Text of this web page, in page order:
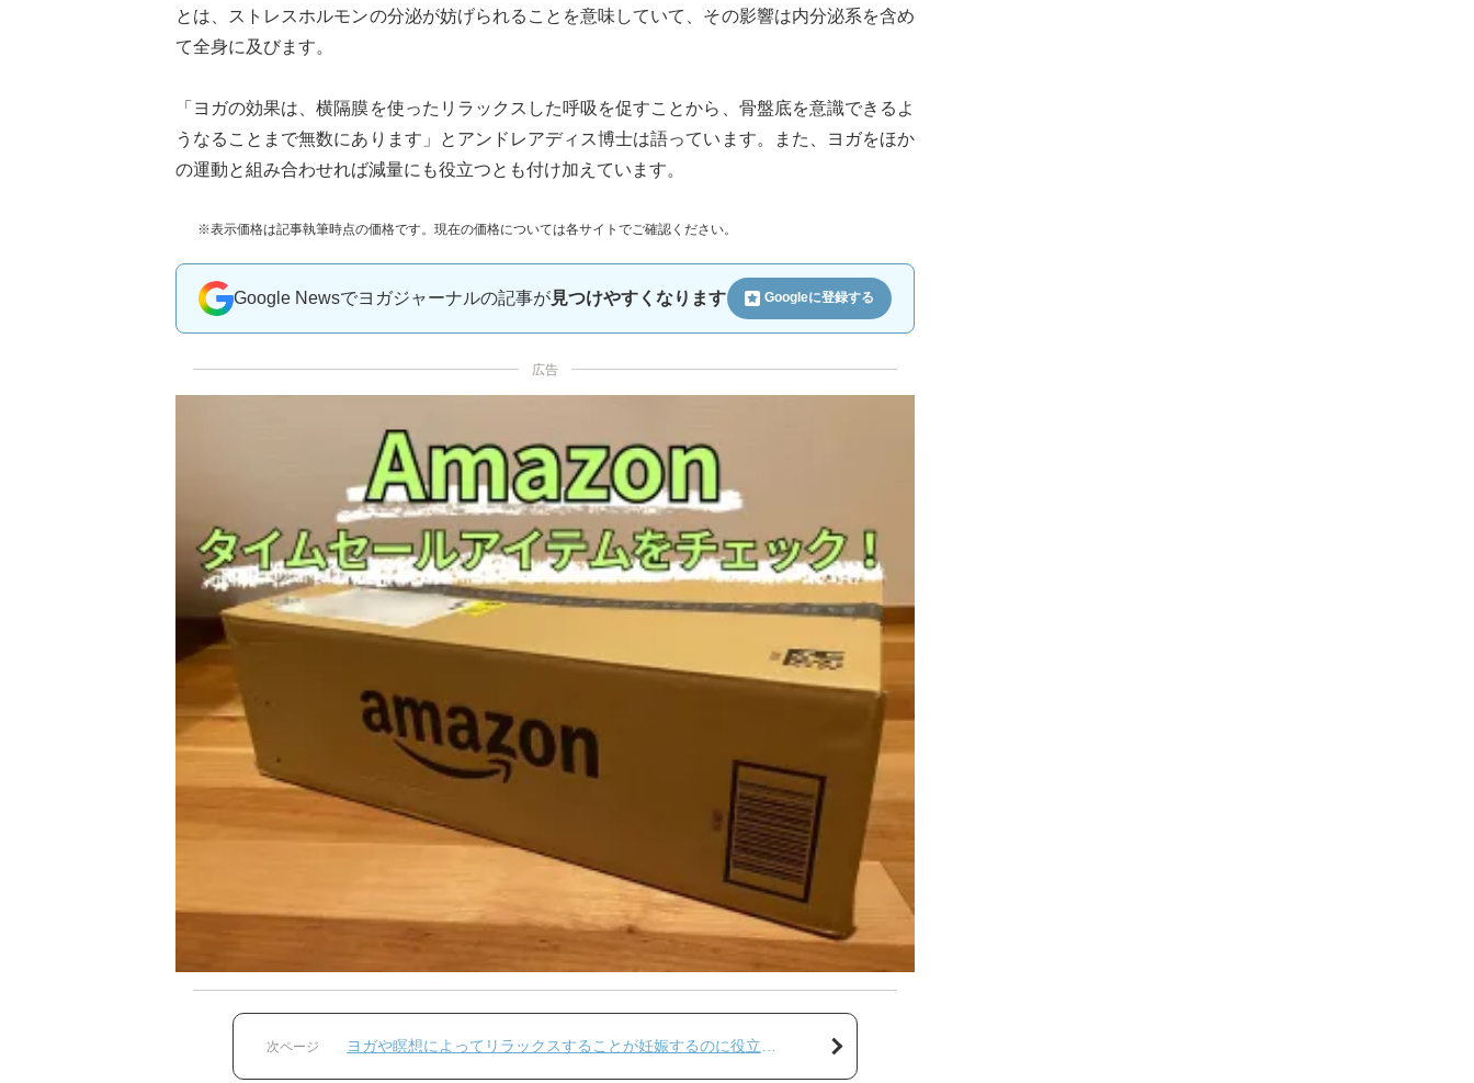
とは、ストレスホルモンの分泌が妨げられることを意味していて、その影響は内分泌系を含め
て全身に及びます。
「ヨガの効果は、横隔膜を使ったリラックスした呼吸を促すことから、骨盤底を意識できるよ
うなることまで無数にあります」とアンドレアディス博士は語っています。また、ヨガをほか
の運動と組み合わせれば減量にも役立つとも付け加えています。
※表示価格は記事執筆時点の価格です。現在の価格については各サイトでご確認ください。
Google Newsでヨガジャーナルの記事が見つけやすくなります Googleに登録する
広告
次ページ
ヨガや瞑想によってリラックスすることが妊娠するのに役立